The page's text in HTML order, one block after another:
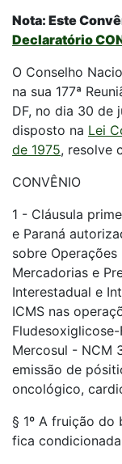
Nota: Este
Declaratório
O Conselho
na sua 177ª
DF, no dia 30 de
disposto na Lei
de 1975, resolve
CONVÊNIO
1 - Cláusula
e Paraná
sobre
Mercadorias e
Interestadual e
ICMS nas
Mercosul - NCM
emissão de
oncológico,
§ 1º A fruição do
fica